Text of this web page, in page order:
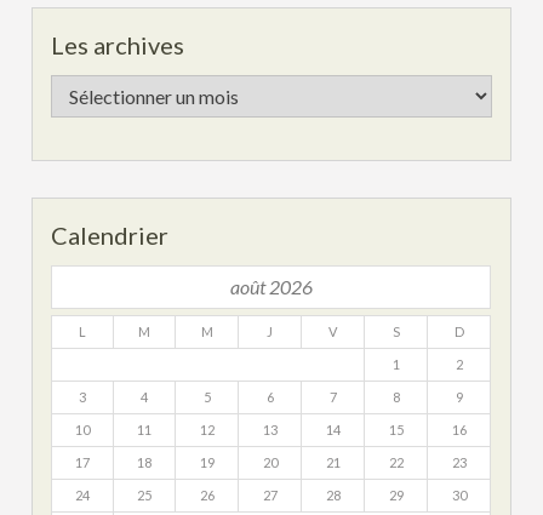
Les archives
Les
archives
Calendrier
août 2026
L M M J V S D
1 2
3 4 5 6 7 8 9
10 11 12 13 14 15 16
17 18 19 20 21 22 23
24 25 26 27 28 29 30